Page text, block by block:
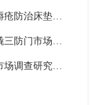
2025年中国波动式褥疮防治床垫市场调查研究报告
2025年中国木制防撬三防门市场调查研究报告
2025年中国刺绣鞋市场调查研究报告